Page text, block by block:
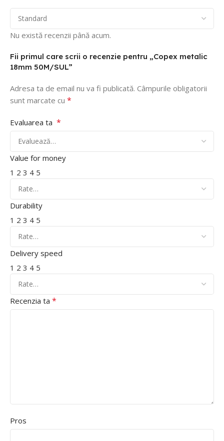
Nu există recenzii până acum.
Fii primul care scrii o recenzie pentru „Copex metalic
18mm 50M/SUL”
Adresa ta de email nu va fi publicată. Câmpurile obligatorii
sunt marcate cu *
Evaluarea ta *
Value for money
1 2 3 4 5
Durability
1 2 3 4 5
Delivery speed
1 2 3 4 5
Recenzia ta *
Pros